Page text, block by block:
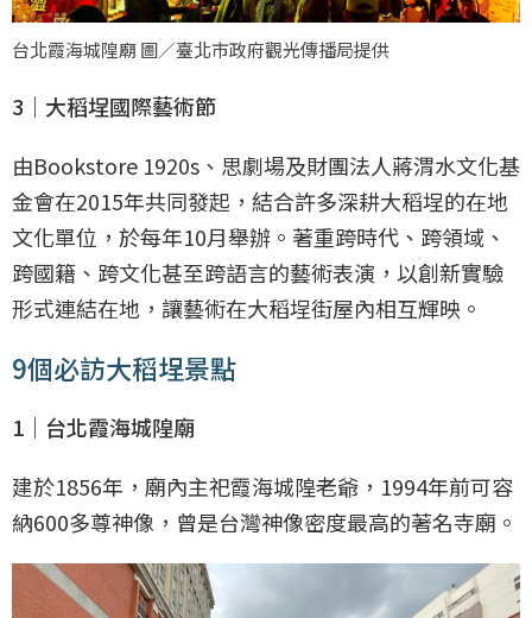
台北霞海城隍廟 圖／臺北市政府觀光傳播局提供
3｜大稻埕國際藝術節
由Bookstore 1920s、思劇場及財團法人蔣渭水文化基
金會在2015年共同發起，結合許多深耕大稻埕的在地
文化單位，於每年10月舉辦。著重跨時代、跨領域、
跨國籍、跨文化甚至跨語言的藝術表演，以創新實驗
形式連結在地，讓藝術在大稻埕街屋內相互輝映。
9個必訪大稻埕景點
1｜台北霞海城隍廟
建於1856年，廟內主祀霞海城隍老爺，1994年前可容
納600多尊神像，曾是台灣神像密度最高的著名寺廟。